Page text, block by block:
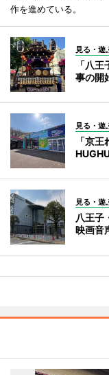
作を進めている。
見る・遊
「八
事の開
見る・遊
「京
見る・遊
八王子
映画音